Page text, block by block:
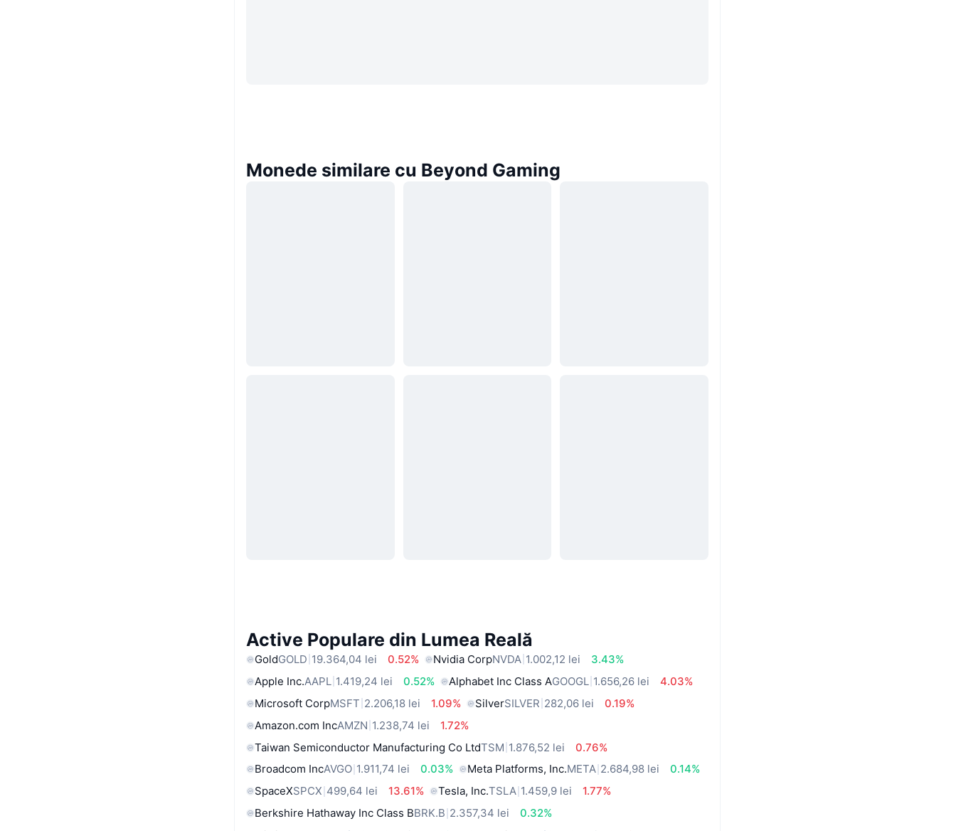
Monede similare cu Beyond Gaming
Active Populare din Lumea Reală
GoldGOLD 19.364,04 lei 0.52% Nvidia CorpNVDA 1.002,12 lei
3.43%
Apple Inc.AAPL 1.419,24 lei 0.52% Alphabet Inc Class AGOOGL 1.656,26 lei
4.03%
Microsoft CorpMSFT 2.206,18 lei 1.09% SilverSILVER 282,06 lei
0.19%
Amazon.com IncAMZN 1.238,74 lei
1.72%
Taiwan Semiconductor Manufacturing Co LtdTSM 1.876,52 lei
0.76%
Broadcom IncAVGO 1.911,74 lei 0.03% Meta Platforms, Inc.META 2.684,98 lei
0.14%
SpaceXSPCX 499,64 lei 13.61% Tesla, Inc.TSLA 1.459,9 lei
1.77%
Berkshire Hathaway Inc Class BBRK.B 2.357,34 lei
0.32%